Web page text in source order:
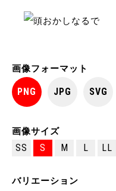
画像フォーマット
PNG JPG SVG
画像サイズ
SS S M L LL
バリエーション